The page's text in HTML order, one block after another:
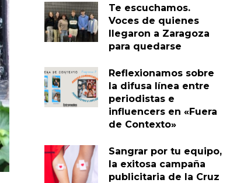
Te escuchamos.
Voces de quienes
llegaron a Zaragoza
para quedarse
Reflexionamos sobre
la difusa línea entre
periodistas e
influencers en «Fuera
de Contexto»
Sangrar por tu equipo,
la exitosa campaña
publicitaria de la Cruz